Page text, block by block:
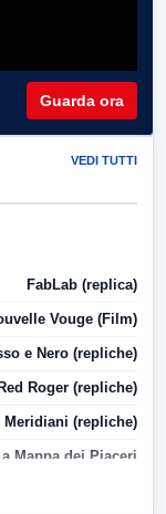
Guarda ora
VEDI TUTTI
FabLab (replica)
Vouge (Film)
e Nero (repliche)
Roger (repliche)
(repliche)
Mappa dei Piaceri